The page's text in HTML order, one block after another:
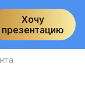
Хочу
презентацию